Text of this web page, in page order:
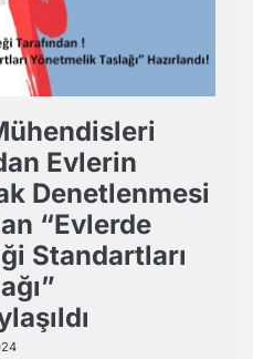
Evlerin
Denetlenmesi
“Evlerde
Standartları